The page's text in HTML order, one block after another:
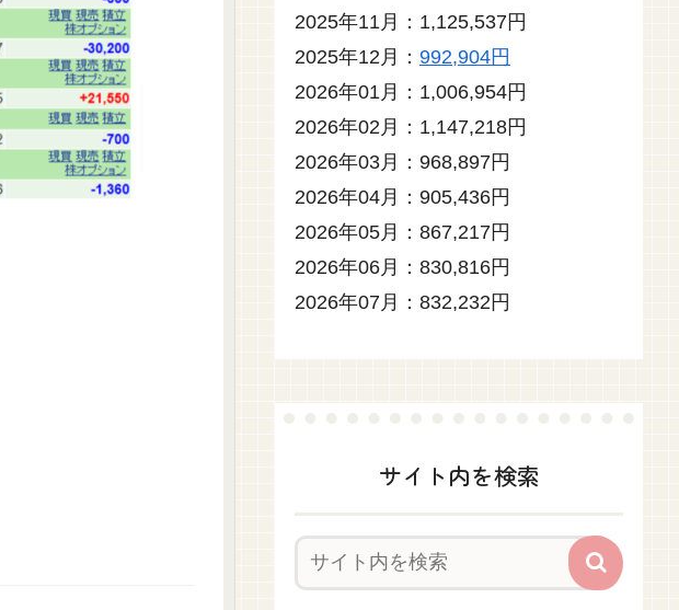
2025年11月：1,125,537円
2025年12月： 992,904円
2026年01月：1,006,954円
2026年02月：1,147,218円
2026年03月：968,897円
2026年04月：905,436円
2026年05月：867,217円
2026年06月：830,816円
2026年07月：832,232円
サイト内を検索